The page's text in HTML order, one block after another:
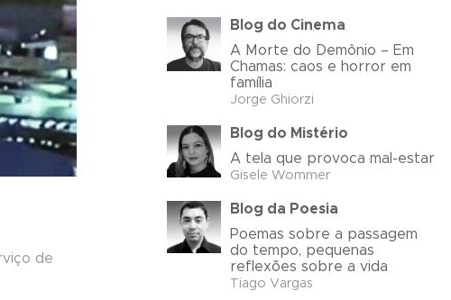
de
Blog do Cinema
A Morte do Demônio – Em
Chamas: caos e horror em
família
Jorge Ghiorzi
Blog do Mistério
A tela que provoca mal-estar
Gisele Wommer
Blog da Poesia
Poemas sobre a passagem
do tempo, pequenas
reflexões sobre a vida
Tiago Vargas